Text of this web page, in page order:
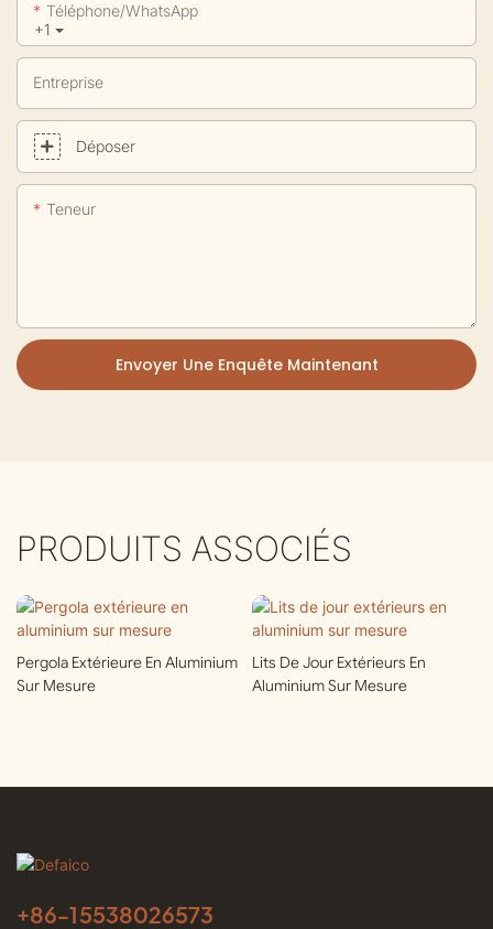
+1
Téléphone/WhatsApp
Entreprise
Déposer
Teneur
Envoyer Une Enquête Maintenant
PRODUITS ASSOCIÉS
Pergola Extérieure En Aluminium
Sur Mesure
Lits De Jour Extérieurs En
Aluminium Sur Mesure
+86-15538026573